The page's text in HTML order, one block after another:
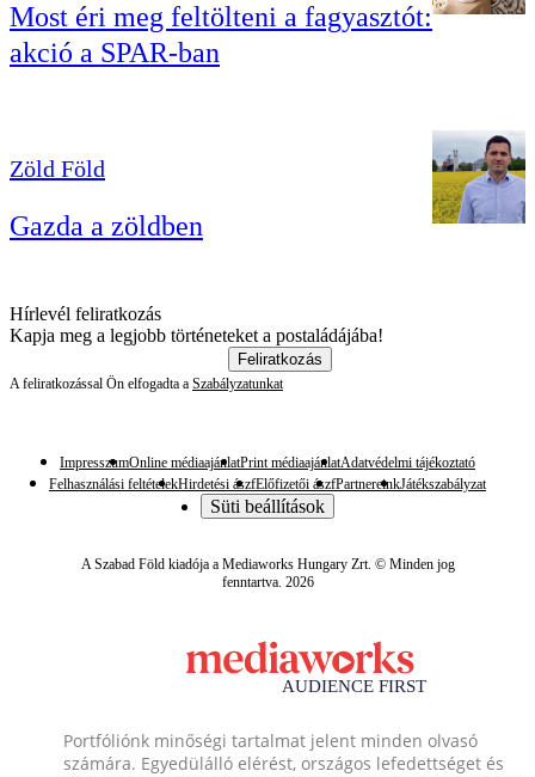
Most éri meg feltölteni a fagyasztót:
akció a SPAR-ban
Zöld Föld
Gazda a zöldben
Hírlevél feliratkozás
Kapja meg a legjobb történeteket a postaládájába!
Feliratkozás
A feliratkozással Ön elfogadta a Szabályzatunkat
ImpresszumOnline médiaajánlatPrint médiaajánlatAdatvédelmi tájékoztató
Felhasználási feltételekHirdetési ászfElőfizetői ászfPartnereinkJátékszabályzat
Süti beállítások
A Szabad Föld kiadója a Mediaworks Hungary Zrt. © Minden jog
fenntartva. 2026
Portfóliónk minőségi tartalmat jelent minden olvasó
számára. Egyedülálló elérést, országos lefedettséget és